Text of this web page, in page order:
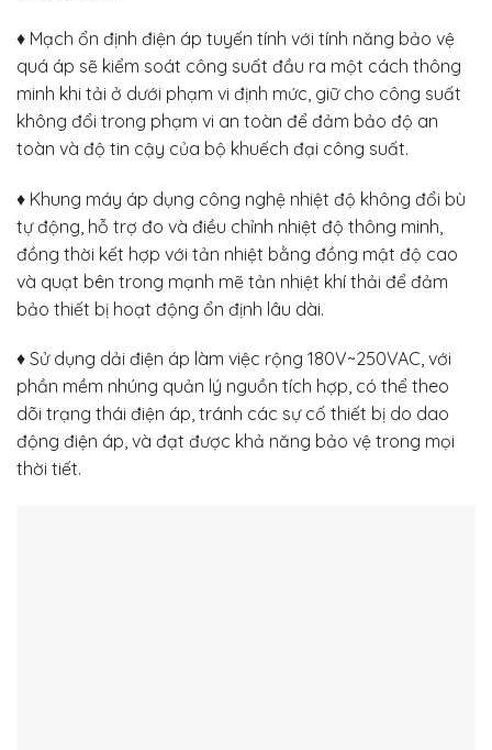
♦ Mạch ổn định điện áp tuyến tính với tính năng bảo vệ
quá áp sẽ kiểm soát công suất đầu ra một cách thông
minh khi tải ở dưới phạm vi định mức, giữ cho công suất
không đổi trong phạm vi an toàn để đảm bảo độ an
toàn và độ tin cậy của bộ khuếch đại công suất.
♦ Khung máy áp dụng công nghệ nhiệt độ không đổi bù
tự động, hỗ trợ đo và điều chỉnh nhiệt độ thông minh,
đồng thời kết hợp với tản nhiệt bằng đồng mật độ cao
và quạt bên trong mạnh mẽ tản nhiệt khí thải để đảm
bảo thiết bị hoạt động ổn định lâu dài.
♦ Sử dụng dải điện áp làm việc rộng 180V~250VAC, với
phần mềm nhúng quản lý nguồn tích hợp, có thể theo
dõi trạng thái điện áp, tránh các sự cố thiết bị do dao
động điện áp, và đạt được khả năng bảo vệ trong mọi
thời tiết.